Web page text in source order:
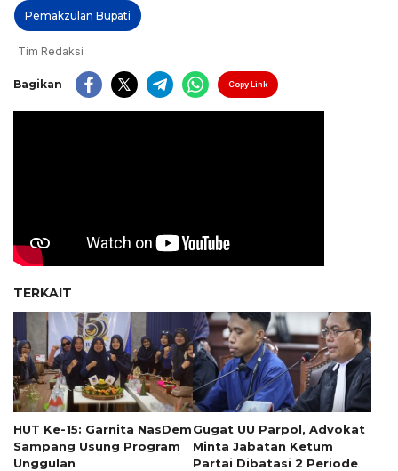
Pemakzulan Bupati
Tim Redaksi
Bagikan Copy Link
TERKAIT
HUT Ke-15: Garnita NasDem
Sampang Usung Program
Unggulan
Gugat UU Parpol, Advokat
Minta Jabatan Ketum
Partai Dibatasi 2 Periode